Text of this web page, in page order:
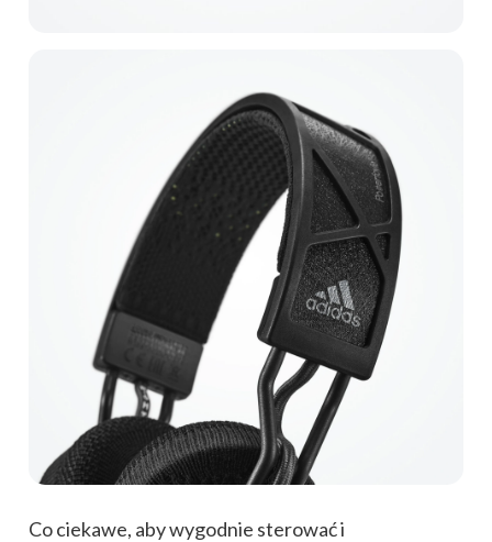
Co ciekawe, aby wygodnie sterować i